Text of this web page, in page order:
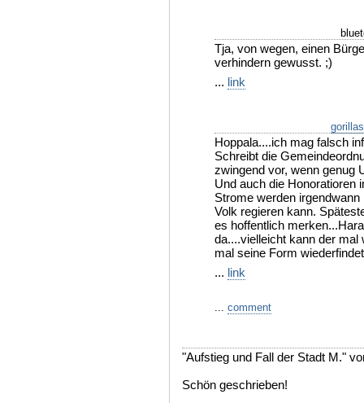
Tja, von wegen, einen
verhindern gewusst. ;)
... link
Hoppala....ich mag falsch
Schreibt die
zwingend vor, wenn genug
Und auch die Honoratioren
Strome werden
Volk regieren kann.
es hoffentlich
da....vielleicht kann der
mal seine Form
... link
... comment
"Aufstieg und Fall der Stadt M."
Schön geschrieben!